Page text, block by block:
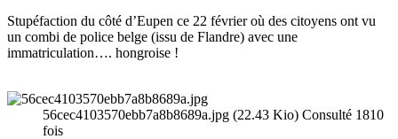
Stupéfaction du côté d’Eupen ce 22 février où des citoyens ont vu
un combi de police belge (issu de Flandre) avec une
immatriculation…. hongroise !
56cec4103570ebb7a8b8689a.jpg (22.43 Kio) Consulté 1810
fois